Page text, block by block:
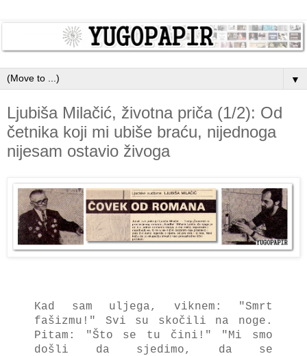
▼
Ljubiša Milačić, životna priča (1/2): Od
četnika koji mi ubiše braću, nijednoga
nijesam ostavio živoga
Kad sam uljega, viknem:
"Smrt
fašizmu!" Svi su skočili na noge.
Pitam:
"Što se tu čini!" "Mi smo
došli da sjedimo, da se